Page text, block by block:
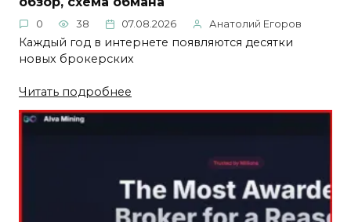
0 38 07.08.2026 Анатолий Егоров
Каждый год в интернете появляются десятки
новых брокерских
Читать подробнее